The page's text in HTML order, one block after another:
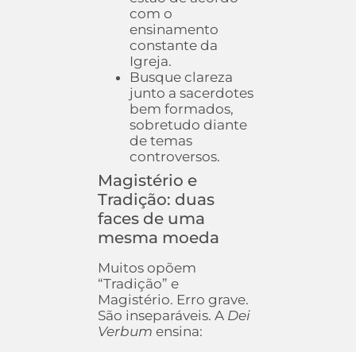
com o
ensinamento
constante da
Igreja.
Busque clareza
junto a sacerdotes
bem formados,
sobretudo diante
de temas
controversos.
Magistério e
Tradição: duas
faces de uma
mesma moeda
Muitos opõem
“Tradição” e
Magistério. Erro grave.
São inseparáveis. A Dei
Verbum ensina: